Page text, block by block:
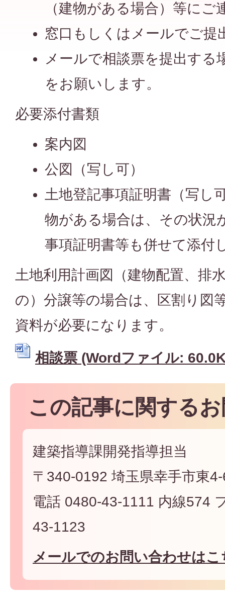
（建物がある場合）等に
窓口もしくはメールでご提
メールで相談票を提出する
をお願いします。
必要添付書類
案内図
公図（写し可）
土地登記事項証明書（写し
物がある場合は、その状況
事項証明書等も併せて添付
土地利用計画図（建物配置、排
の）分譲等の場合は、区割り図
資料が必要になります。
相談票 (Wordファイル:
この記事に関する
建築指導課開発指導担当
〒340-0192 埼玉県幸手市東
電話 0480-43-1111 内線574
43-1123
メールでのお問い合わせは